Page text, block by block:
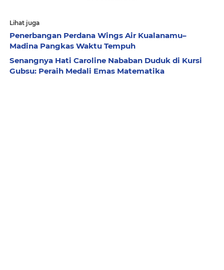
Lihat juga
Penerbangan Perdana Wings Air Kualanamu–
Madina Pangkas Waktu Tempuh
Senangnya Hati Caroline Nababan Duduk di Kursi
Gubsu: Peraih Medali Emas Matematika